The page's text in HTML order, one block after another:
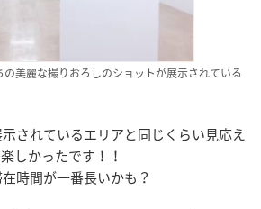
の美麗な撮りおろしのショットが展示されている
されているエリアと同じくらい見応え
しかったです！！
時間が一番長いかも？